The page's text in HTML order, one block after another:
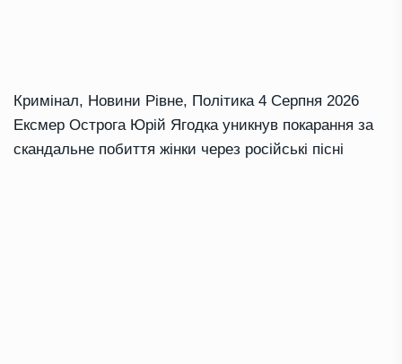
Кримінал, Новини Рівне, Політика 4 Серпня 2026
Ексмер Острога Юрій Ягодка уникнув покарання за
скандальне побиття жінки через російські пісні